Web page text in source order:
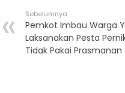
Sebelumnya
Pemkot Imbau Warga
Laksanakan Pesta
Tidak Pakai Prasmanan